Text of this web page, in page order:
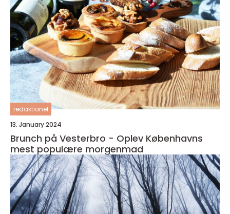
redaktionel
13. January 2024
Brunch på Vesterbro - Oplev Københavns
mest populære morgenmad